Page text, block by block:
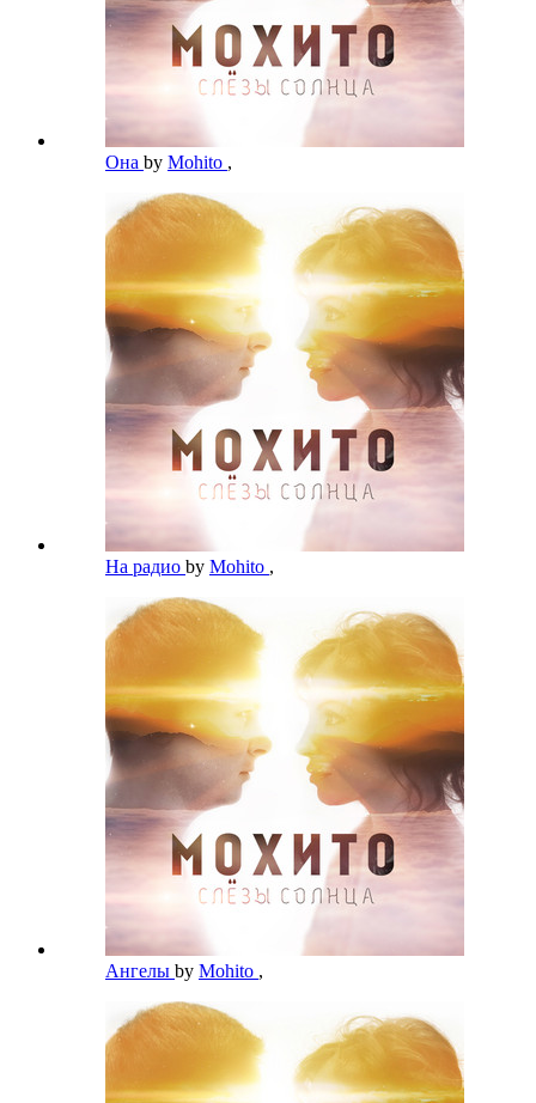
Она by Mohito ,
На радио by Mohito ,
Ангелы by Mohito ,